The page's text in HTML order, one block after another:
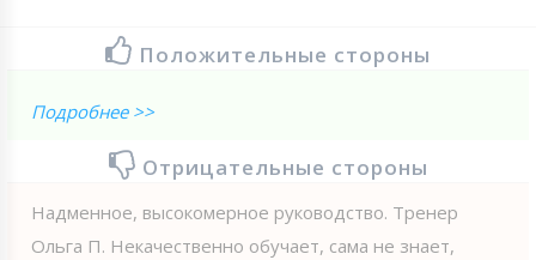
Положительные стороны
Подробнее >>
Отрицательные стороны
Надменное, высокомерное руководство. Тренер
Ольга П. Некачественно обучает, сама не знает,